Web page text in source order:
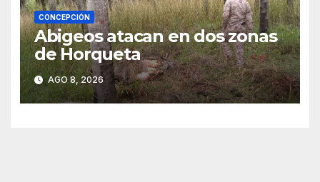
CONCEPCIÓN
Abigeos atacan en dos zonas
de Horqueta
AGO 8, 2026